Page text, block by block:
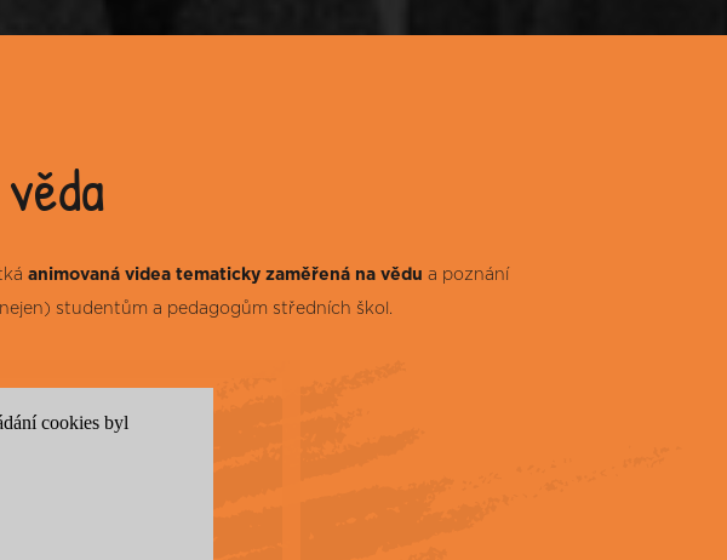
animovaná videa tematicky zaměřená na vědu a poznání
studentům a pedagogům středních škol.